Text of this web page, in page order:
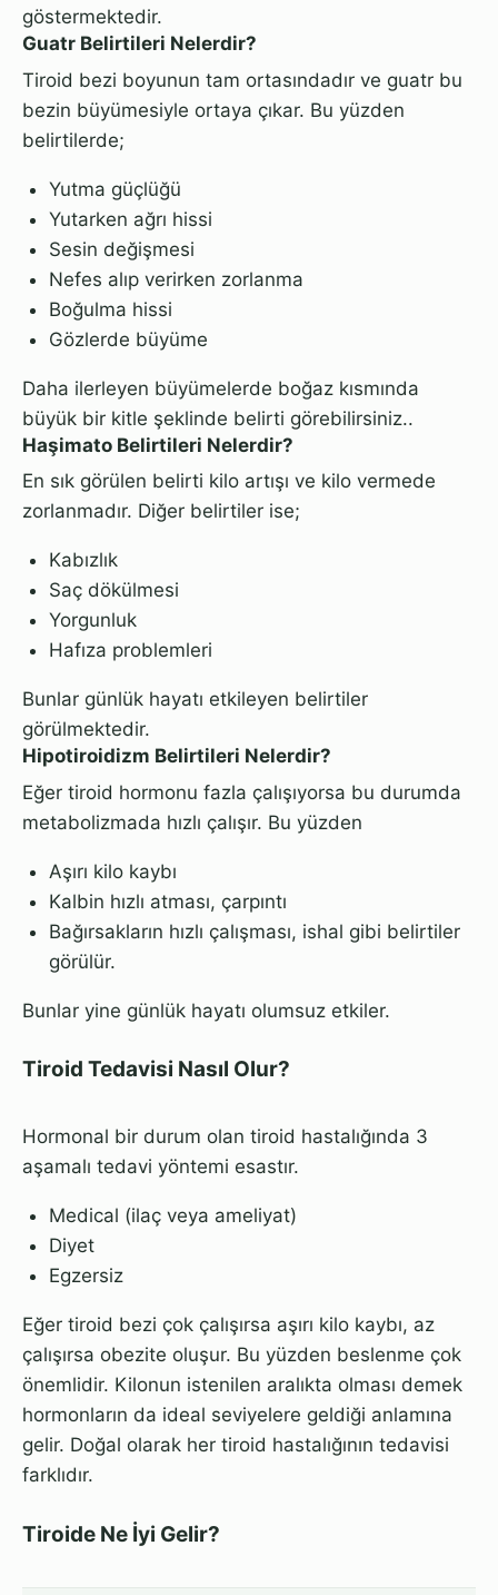
göstermektedir.
Guatr Belirtileri Nelerdir?
Tiroid bezi boyunun tam ortasındadır ve guatr bu
bezin büyümesiyle ortaya çıkar. Bu yüzden
belirtilerde;
Yutma güçlüğü
Yutarken ağrı hissi
Sesin değişmesi
Nefes alıp verirken zorlanma
Boğulma hissi
Gözlerde büyüme
Daha ilerleyen büyümelerde boğaz kısmında
büyük bir kitle şeklinde belirti görebilirsiniz..
Haşimato Belirtileri Nelerdir?
En sık görülen belirti kilo artışı ve kilo vermede
zorlanmadır. Diğer belirtiler ise;
Kabızlık
Saç dökülmesi
Yorgunluk
Hafıza problemleri
Bunlar günlük hayatı etkileyen belirtiler
görülmektedir.
Hipotiroidizm Belirtileri Nelerdir?
Eğer tiroid hormonu fazla çalışıyorsa bu durumda
metabolizmada hızlı çalışır. Bu yüzden
Aşırı kilo kaybı
Kalbin hızlı atması, çarpıntı
Bağırsakların hızlı çalışması, ishal gibi belirtiler
görülür.
Bunlar yine günlük hayatı olumsuz etkiler.
Tiroid Tedavisi Nasıl Olur?
Hormonal bir durum olan tiroid hastalığında 3
aşamalı tedavi yöntemi esastır.
Medical (ilaç veya ameliyat)
Diyet
Egzersiz
Eğer tiroid bezi çok çalışırsa aşırı kilo kaybı, az
çalışırsa obezite oluşur. Bu yüzden beslenme çok
önemlidir. Kilonun istenilen aralıkta olması demek
hormonların da ideal seviyelere geldiği anlamına
gelir. Doğal olarak her tiroid hastalığının tedavisi
farklıdır.
Tiroide Ne İyi Gelir?